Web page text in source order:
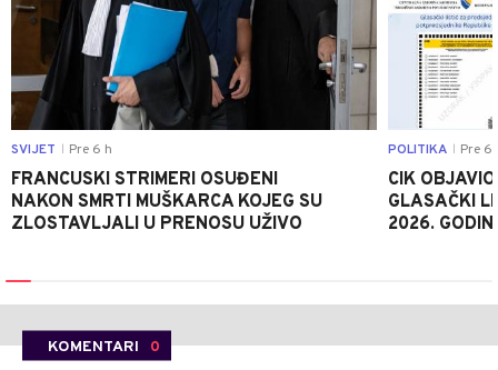
SVIJET Pre 6 h
FRANCUSKI STRIMERI OSUĐENI
NAKON SMRTI MUŠKARCA KOJEG SU
ZLOSTAVLJALI U PRENOSU UŽIVO
POLITIKA Pre 6
CIK
GLASAČKI
2026.
KOMENTARI 0